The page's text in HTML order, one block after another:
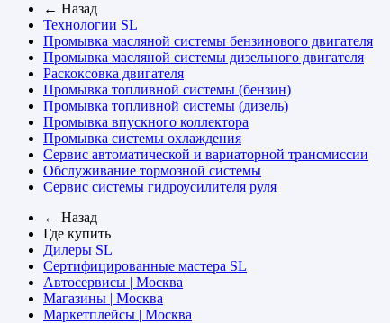
← Назад
Технологии SL
Промывка масляной системы бензинового двигателя
Промывка масляной системы дизельного двигателя
Раскоксовка двигателя
Промывка топливной системы (бензин)
Промывка топливной системы (дизель)
Промывка впускного коллектора
Промывка системы охлаждения
Сервис автоматической и вариаторной трансмиссии
Обслуживание тормозной системы
Сервис системы гидроусилителя руля
← Назад
Где купить
Дилеры SL
Сертифицированные мастера SL
Автосервисы | Москва
Магазины | Москва
Маркетплейсы | Москва